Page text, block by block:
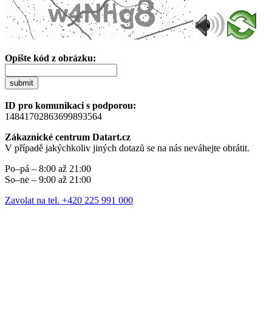
Opište kód z obrázku:
submit
ID pro komunikaci s podporou:
14841702863699893564
Zákaznické centrum Datart.cz
V případě jakýchkoliv jiných dotazů se na nás neváhejte obrátit.
Po–pá – 8:00 až 21:00
So–ne – 9:00 až 21:00
Zavolat na tel. +420 225 991 000